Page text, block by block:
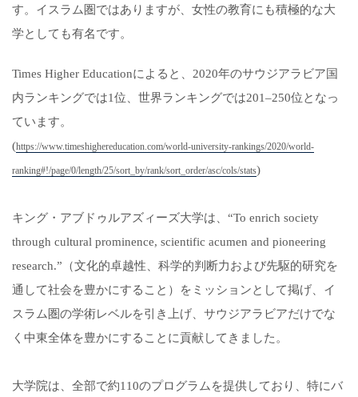
す。イスラム圏ではありますが、女性の教育にも積極的な大
学としても有名です。
Times Higher Educationによると、2020年のサウジアラビア国
内ランキングでは1位、世界ランキングでは201–250位となっ
ています。
(https://www.timeshighereducation.com/world-university-rankings/2020/world-
ranking#!/page/0/length/25/sort_by/rank/sort_order/asc/cols/stats)
キング・アブドゥルアズィーズ大学は、“To enrich society
through cultural prominence, scientific acumen and pioneering
research.”（文化的卓越性、科学的判断力および先駆的研究を
通して社会を豊かにすること）をミッションとして掲げ、イ
スラム圏の学術レベルを引き上げ、サウジアラビアだけでな
く中東全体を豊かにすることに貢献してきました。
大学院は、全部で約110のプログラムを提供しており、特にバ